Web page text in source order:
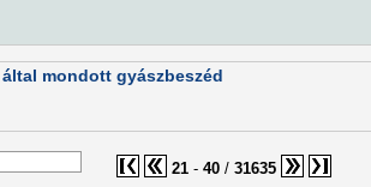
mondott gyászbeszéd
21- 40/ 31635